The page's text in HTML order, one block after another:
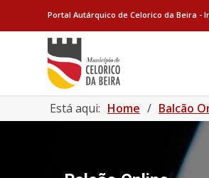
Portal Autárquico de Celorico da Beira -
Está aqui: Home / Balcão